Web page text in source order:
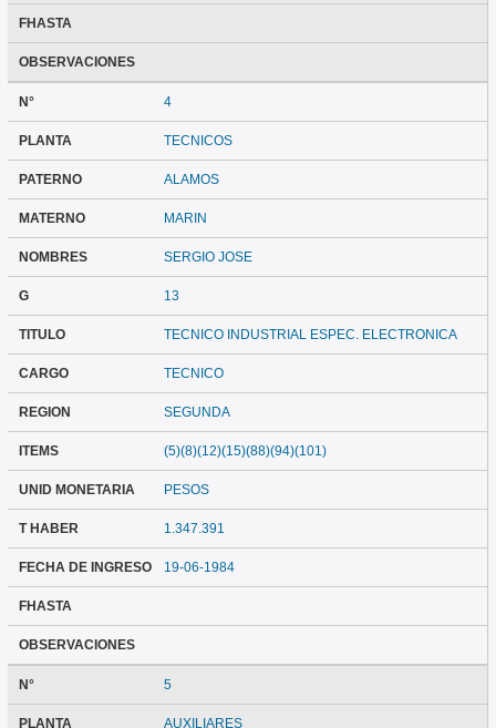
FHASTA
OBSERVACIONES
N° 4
PLANTA TECNICOS
PATERNO ALAMOS
MATERNO MARIN
NOMBRES SERGIO JOSE
G 13
TITULO TECNICO INDUSTRIAL ESPEC. ELECTRONICA
CARGO TECNICO
REGION SEGUNDA
ITEMS (5)(8)(12)(15)(88)(94)(101)
UNID MONETARIA PESOS
T HABER 1.347.391
FECHA DE INGRESO 19-06-1984
FHASTA
OBSERVACIONES
N° 5
PLANTA AUXILIARES